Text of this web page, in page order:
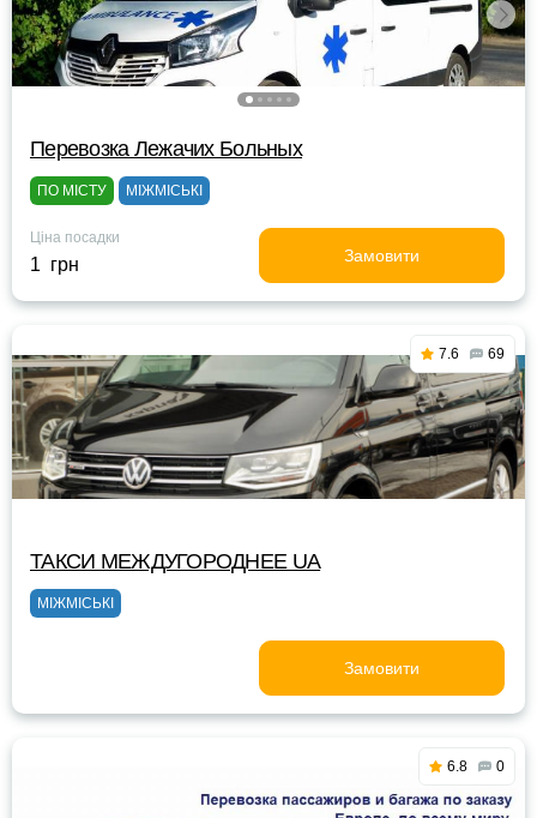
Перевозка Лежачих Больных
ПО МІСТУ МІЖМІСЬКІ
Ціна посадки
1 грн Замовити
7.6 69
ТАКСИ MEЖДУГОРОДНEE UA
МІЖМІСЬКІ
Замовити
6.8 0